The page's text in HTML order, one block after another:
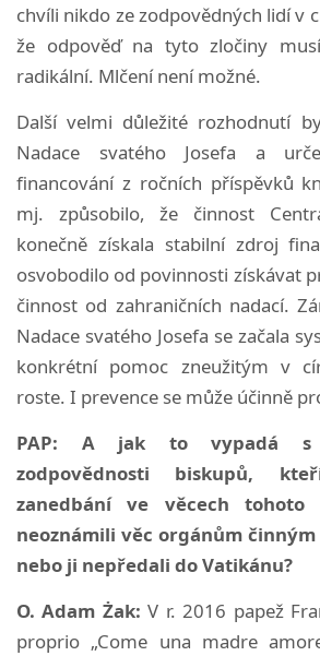
chvíli nikdo ze zodpovědných lidí v
že odpověď na tyto zločiny
radikální. Mlčení není možné.
Další velmi důležité rozhodnutí
Nadace svatého Josefa a
financování z ročních příspěvků
mj. způsobilo, že činnost
konečně získala stabilní zdroj
osvobodilo od povinnosti získávat
činnost od zahraničních nadací.
Nadace svatého Josefa se začala
konkrétní pomoc zneužitým v
roste. I prevence se může účinně
PAP: A jak to vypadá s
zodpovědnosti biskupů,
zanedbání ve věcech tohoto
neoznámili věc orgánům
nebo ji nepředali do Vatikánu?
O. Adam Żak: V r. 2016 papež
proprio „Come una madre